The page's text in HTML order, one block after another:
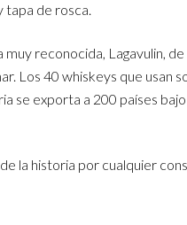
tapa de rosca.
muy reconocida, Lagavulin,
Los 40 whiskeys que usan
se exporta a 200 países
la historia por cualquier